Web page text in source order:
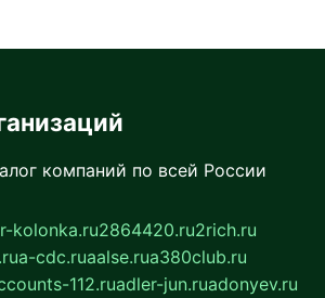
компаний по всей России
kolonka.ru2864420.ru2rich.ru
a-cdc.ruaalse.rua380club.ru
112.ruadler-jun.ruadonyev.ru